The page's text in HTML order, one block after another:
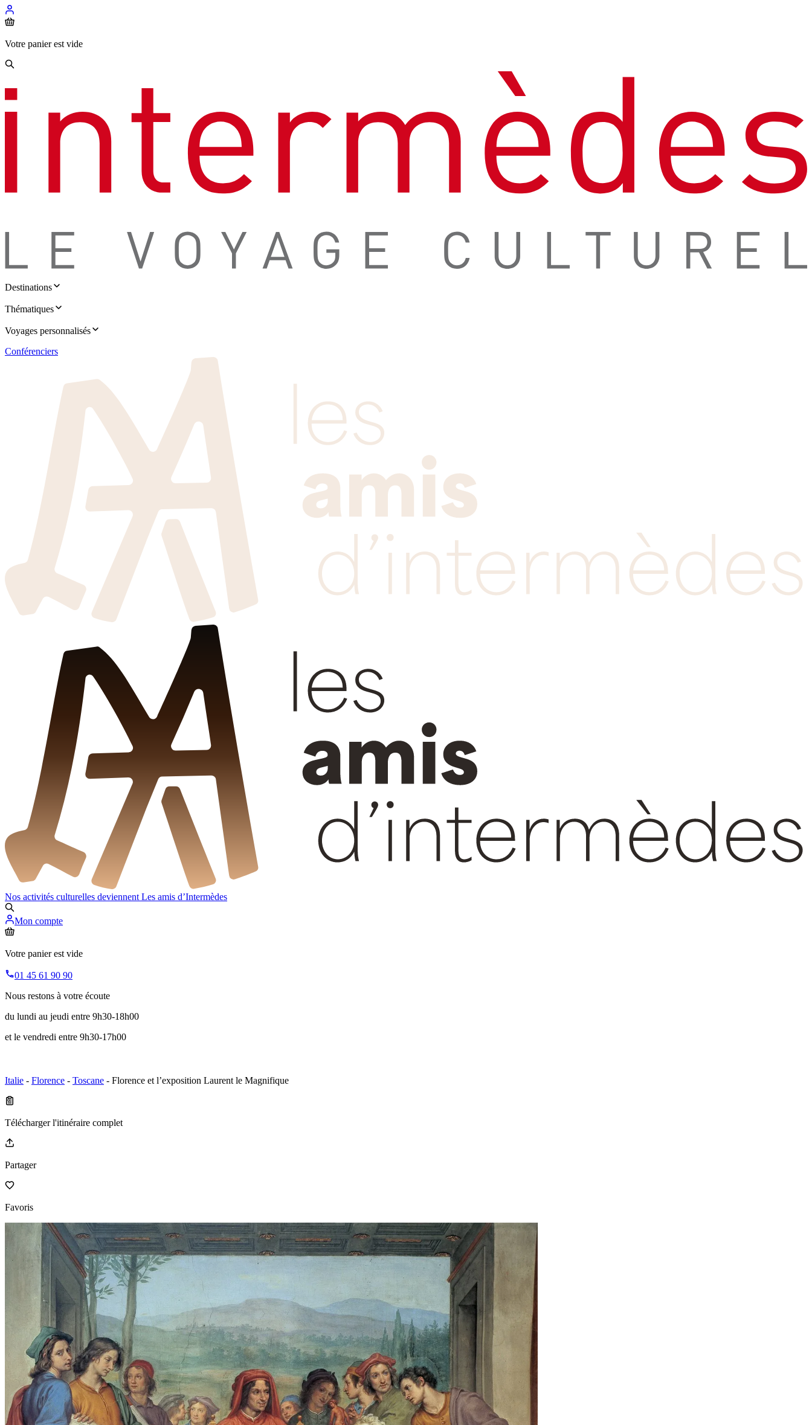
Votre panier est vide
Destinations
Thématiques
Voyages personnalisés
Conférenciers
Nos activités culturelles deviennent Les amis d’Intermèdes
Mon compte
Votre panier est vide
01 45 61 90 90
Nous restons à votre écoute
du lundi au jeudi entre 9h30-18h00
et le vendredi entre 9h30-17h00
Italie - Florence - Toscane - Florence et l’exposition Laurent le Magnifique
Télécharger l'itinéraire complet
Partager
Favoris